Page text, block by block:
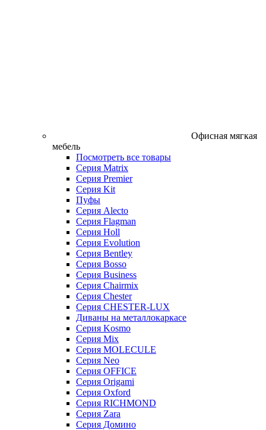
Офисная мягкая
мебель
Посмотреть все товары
Серия Matrix
Серия Premier
Серия Kit
Пуфы
Серия Alecto
Серия Flagman
Серия Holl
Серия Evolution
Серия Bentley
Серия Bosso
Серия Business
Серия Chairmix
Серия Chester
Серия CHESTER-LUX
Диваны на металлокаркасе
Серия Kosmo
Серия Mix
Серия MOLECULE
Серия Neo
Серия OFFICE
Серия Origami
Серия Oxford
Серия RICHMOND
Серия Zara
Серия Домино